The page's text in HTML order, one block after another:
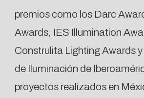
premios como los Darc
Awards, IES Illumination
Construlita Lighting Awards y
de Iluminación de
proyectos realizados en